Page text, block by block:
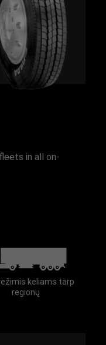
in all on-
keliams tarp
regionų